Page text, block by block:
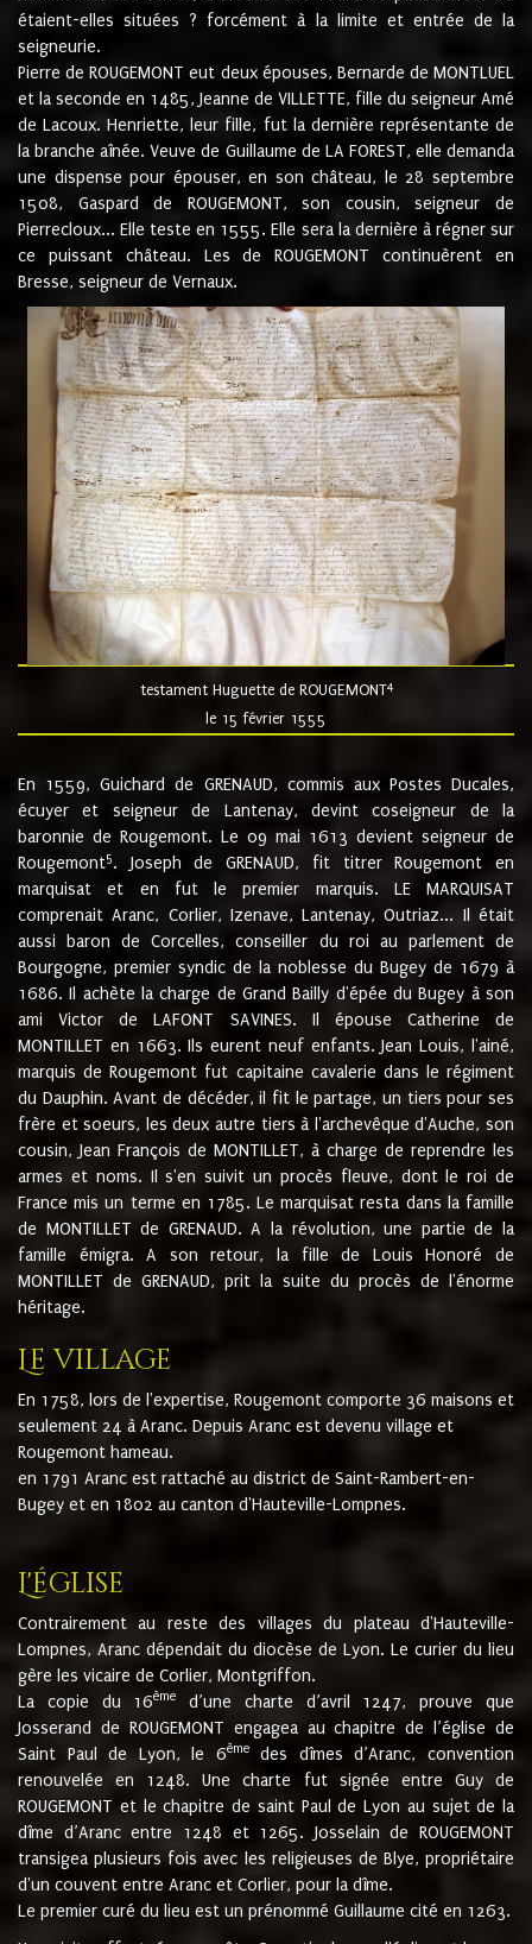
étaient-elles situées ? forcément à la limite et entrée de la
seigneurie.
Pierre de ROUGEMONT eut deux épouses, Bernarde de MONTLUEL
et la seconde en 1485, Jeanne de VILLETTE, fille du seigneur Amé
de Lacoux. Henriette, leur fille, fut la dernière représentante de
la branche aînée. Veuve de Guillaume de LA FOREST, elle demanda
une dispense pour épouser, en son château, le 28 septembre
1508, Gaspard de ROUGEMONT, son cousin, seigneur de
Pierrecloux... Elle teste en 1555. Elle sera la dernière à régner sur
ce puissant château. Les de ROUGEMONT continuèrent en
Bresse, seigneur de Vernaux.
testament Huguette de ROUGEMONT4
le 15 février 1555
En 1559, Guichard de GRENAUD, commis aux Postes Ducales,
écuyer et seigneur de Lantenay, devint coseigneur de la
baronnie de Rougemont. Le 09 mai 1613 devient seigneur de
Rougemont5. Joseph de GRENAUD, fit titrer Rougemont en
marquisat et en fut le premier marquis. LE MARQUISAT
comprenait Aranc, Corlier, Izenave, Lantenay, Outriaz... Il était
aussi baron de Corcelles, conseiller du roi au parlement de
Bourgogne, premier syndic de la noblesse du Bugey de 1679 à
1686. Il achète la charge de Grand Bailly d'épée du Bugey à son
ami Victor de LAFONT SAVINES. Il épouse Catherine de
MONTILLET en 1663. Ils eurent neuf enfants. Jean Louis, l'ainé,
marquis de Rougemont fut capitaine cavalerie dans le régiment
du Dauphin. Avant de décéder, il fit le partage, un tiers pour ses
frère et soeurs, les deux autre tiers à l'archevêque d'Auche, son
cousin, Jean François de MONTILLET, à charge de reprendre les
armes et noms. Il s'en suivit un procès fleuve, dont le roi de
France mis un terme en 1785. Le marquisat resta dans la famille
de MONTILLET de GRENAUD. A la révolution, une partie de la
famille émigra. A son retour, la fille de Louis Honoré de
MONTILLET de GRENAUD, prit la suite du procès de l'énorme
héritage.
Le village
En 1758, lors de l'expertise, Rougemont comporte 36 maisons et
seulement 24 à Aranc. Depuis Aranc est devenu village et
Rougemont hameau.
en 1791 Aranc est rattaché au district de Saint-Rambert-en-
Bugey et en 1802 au canton d'Hauteville-Lompnes.
L'église
Contrairement au reste des villages du plateau d'Hauteville-
Lompnes, Aranc dépendait du diocèse de Lyon. Le curier du lieu
gère les vicaire de Corlier, Montgriffon.
La copie du 16ème
d’une charte d’avril 1247, prouve que
Josserand de ROUGEMONT engagea au chapitre de l’église de
Saint Paul de Lyon, le 6èmedes dîmes d’Aranc, convention
renouvelée en 1248. Une charte fut signée entre Guy de
ROUGEMONT et le chapitre de saint Paul de Lyon au sujet de la
dîme d’Aranc entre 1248 et 1265. Josselain de ROUGEMONT
transigea plusieurs fois avec les religieuses de Blye, propriétaire
d'un couvent entre Aranc et Corlier, pour la dîme.
Le premier curé du lieu est un prénommé Guillaume cité en 1263.